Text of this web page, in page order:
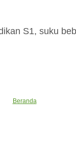
S1, suku
Beranda